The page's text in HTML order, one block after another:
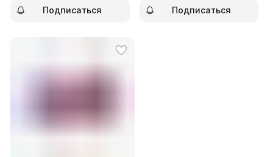
Подписаться
Подписаться